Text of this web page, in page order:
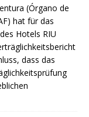
(Órgano de
hat für das
Hotels RIU
dass das